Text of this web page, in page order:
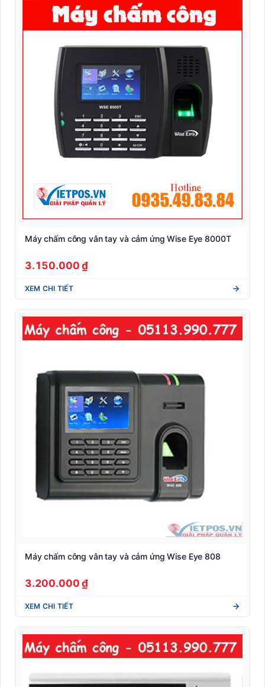
Máy chấm công vân tay và cảm ứng Wise Eye 8000T
3.150.000 ₫
XEM CHI TIẾT
Máy chấm công vân tay và cảm ứng Wise Eye 808
3.200.000 ₫
XEM CHI TIẾT